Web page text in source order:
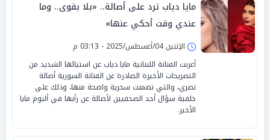
مايا دياب ترد على أصالة.. «بلا بقوى.. وما
عندي وقت أحكي عنها»
الإثنين 04/أغسطس/2025 - 03:13 م
أعربت الفنانة اللبنانية مايا دياب عن استيائها الشديد من
التصريحات الأخيرة الصادرة عن الفنانة السورية أصالة
نصري، والتي تضمنت سخرية واضحة منها، وذلك على
خلفية سؤال أحد الصحفيين لأصالة عن رأيها في ألبوم مايا
الأخير.